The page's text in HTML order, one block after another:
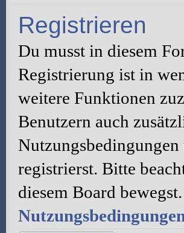
Registrieren
Du musst in diesem
Registrierung ist in
weitere Funktionen
Benutzern auch
registrierst. Bitte
diesem Board bewegst.